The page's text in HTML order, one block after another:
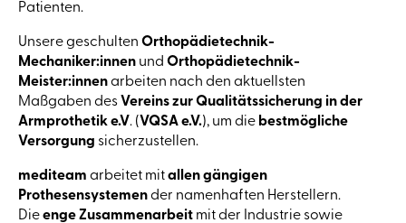
Patienten.
Unsere geschulten Orthopädietechnik-
Mechaniker:innen und Orthopädietechnik-
Meister:innenarbeiten nach den aktuellsten
Maßgaben des Vereins zur Qualitätssicherung in der
Armprothetik e.V. (VQSA e.V.), um die bestmögliche
Versorgung sicherzustellen.
mediteam arbeitet mitallen gängigen
Prothesensystemender namenhaften Herstellern.
Dieenge Zusammenarbeit mit der Industrie sowie